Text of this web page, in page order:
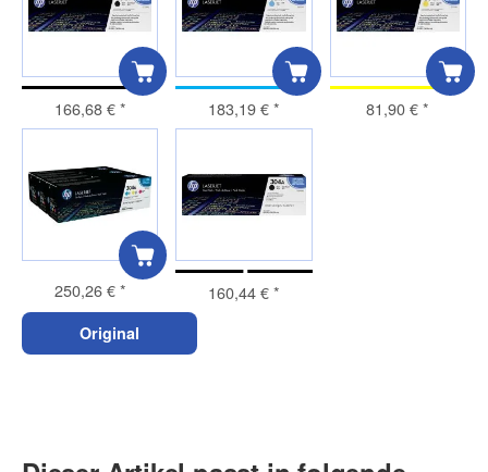
166,68 €* 183,19 €* 81,90 €*
250,26 €* 160,44 €*
Original